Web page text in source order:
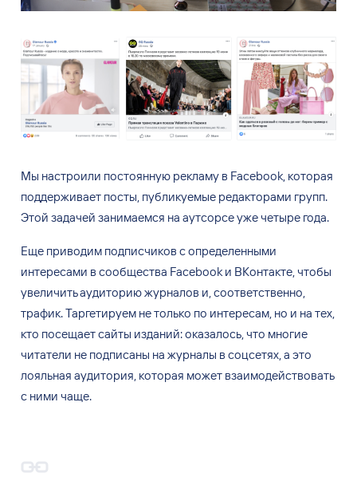
Мы настроили постоянную рекламу в Facebook, которая
поддерживает посты, публикуемые редакторами групп.
Этой задачей занимаемся на аутсорсе уже четыре года.
Еще приводим подписчиков сопределенными
интересами в сообщества Facebook и ВКонтакте, чтобы
увеличить аудиторию журналов и, соответственно,
трафик. Таргетируем нетолько по интересам, но и на тех,
кто посещает сайты изданий: оказалось, что многие
читатели не подписаны на журналы в соцсетях, а это
лояльная аудитория, которая может взаимодействовать
с ними чаще.